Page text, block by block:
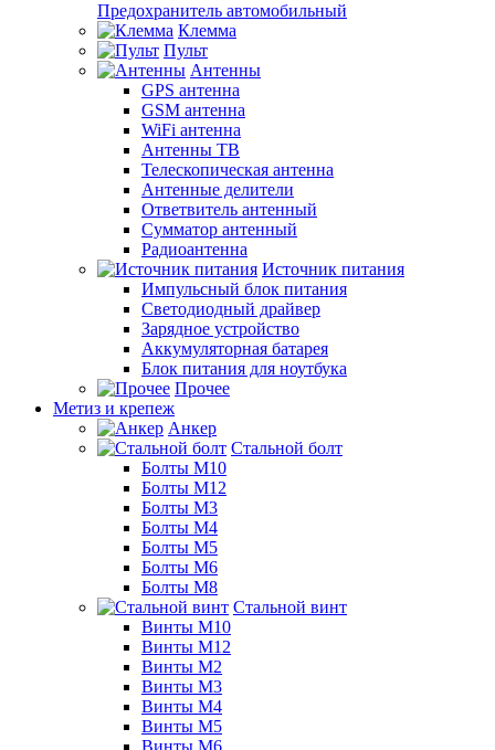
Предохранитель автомобильный
Клемма
Пульт
Антенны
GPS антенна
GSM антенна
WiFi антенна
Антенны ТВ
Телескопическая антенна
Антенные делители
Ответвитель антенный
Сумматор антенный
Радиоантенна
Источник питания
Импульсный блок питания
Светодиодный драйвер
Зарядное устройство
Аккумуляторная батарея
Блок питания для ноутбука
Прочее
Метиз и крепеж
Анкер
Стальной болт
Болты М10
Болты М12
Болты М3
Болты М4
Болты М5
Болты М6
Болты М8
Стальной винт
Винты М10
Винты М12
Винты М2
Винты М3
Винты М4
Винты М5
Винты М6